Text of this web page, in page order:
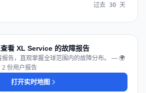
过去 30 天
看 XL Service 的故障报告
报告，直观掌握全球范围内的故障分布。 — 🌍
2 份用户报告
打开实时地图